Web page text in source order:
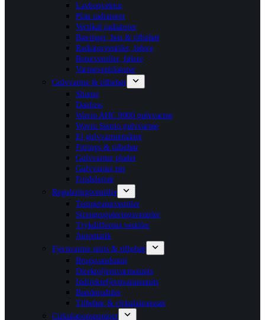
Lavkonvektor
Plan radiatorer
Vertikal radiatorer
Bæringer, ben & tilbehør
Radiatorventiler, følere
Returventiler, følere
Varmeventilatorer
Gulvvarme & tilbehør
Shunte
Danfoss
Wavin AHC 9000 gulvvarme
Wavin Sentio gulvvarme
El gulvvarmemåtter
Fittings & tilbehør
Gulvvarme plader
Gulvvarme rør
Fordelerrør
Reguleringsventiler
Temperaturventiler
Strengreguleringsventiler
Trykdifferens ventiler
Automatik
Fjernvarme units & tilbehør
Brugsvandsunit
Direktefjernvarmeunits
Indirektefjernvarmeunits
Bundmoduler
Tilbehør & cirkulationssæt
Cirkulationspumper